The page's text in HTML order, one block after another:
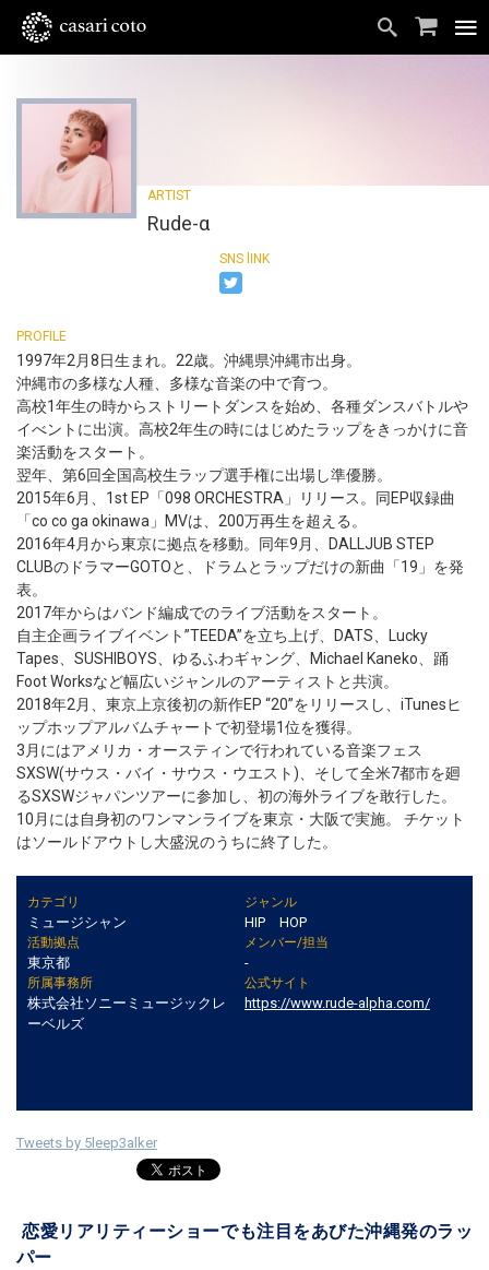
Rude-α
1997年2月8日生まれ。22歳。沖縄県沖縄市出身。
沖縄市の多様な人種、多様な音楽の中で育つ。
高校1年生の時からストリートダンスを始め、各種ダンスバトルや
イべントに出演。高校2年生の時にはじめたラップをきっかけに音
楽活動をスタート。
翌年、第6回全国高校生ラップ選手権に出場し準優勝。
2015年6月、1st EP「098 ORCHESTRA」リリース。同EP収録曲
「co co ga okinawa」MVは、200万再生を超える。
2016年4月から東京に拠点を移動。同年9月、DALLJUB STEP
CLUBのドラマーGOTOと、ドラムとラップだけの新曲「19」を発
表。
2017年からはバンド編成でのライブ活動をスタート。
自主企画ライブイベント”TEEDA”を立ち上げ、DATS、Lucky
Tapes、SUSHIBOYS、ゆるふわギャング、Michael Kaneko、踊
Foot Worksなど幅広いジャンルのアーティストと共演。
2018年2月、東京上京後初の新作EP “20”をリリースし、iTunesヒ
ップホップアルバムチャートで初登場1位を獲得。
3月にはアメリカ・オースティンで行われている音楽フェス
SXSW(サウス・バイ・サウス・ウエスト)、そして全米7都市を廻
るSXSWジャパンツアーに参加し、初の海外ライブを敢行した。
10月には自身初のワンマンライブを東京・大阪で実施。 チケット
はソールドアウトし大盛況のうちに終了した。
カテゴリ
ミュージシャン
ジャンル
HIP HOP
活動拠点
東京都
メンバー/担当
-
所属事務所
株式会社ソニーミュージックレ
ーベルズ
公式サイト
https://www.rude-alpha.com/
Tweets by 5leep3alker
恋愛リアリティーショーでも注目をあびた沖縄発のラッ
パー